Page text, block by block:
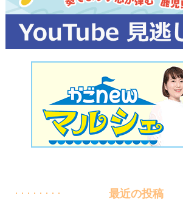
最近の投稿